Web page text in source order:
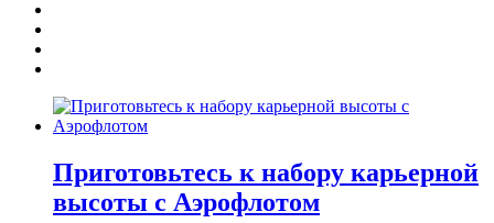
Приготовьтесь к набору карьерной
высоты с Аэрофлотом